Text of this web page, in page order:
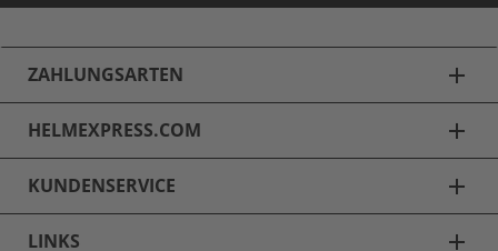
ZAHLUNGSARTEN add
HELMEXPRESS.COM add
KUNDENSERVICE add
LINKS add